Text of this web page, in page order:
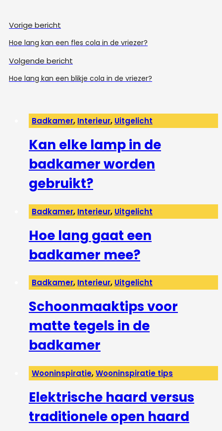
Vorige bericht
Hoe lang kan een fles cola in de vriezer?
Volgende bericht
Hoe lang kan een blikje cola in de vriezer?
Badkamer, Interieur, Uitgelicht
Kan elke lamp in de
badkamer worden
gebruikt?
Badkamer, Interieur, Uitgelicht
Hoe lang gaat een
badkamer mee?
Badkamer, Interieur, Uitgelicht
Schoonmaaktips voor
matte tegels in de
badkamer
Wooninspiratie,Wooninspiratie tips
Elektrische haard versus
traditionele open haard